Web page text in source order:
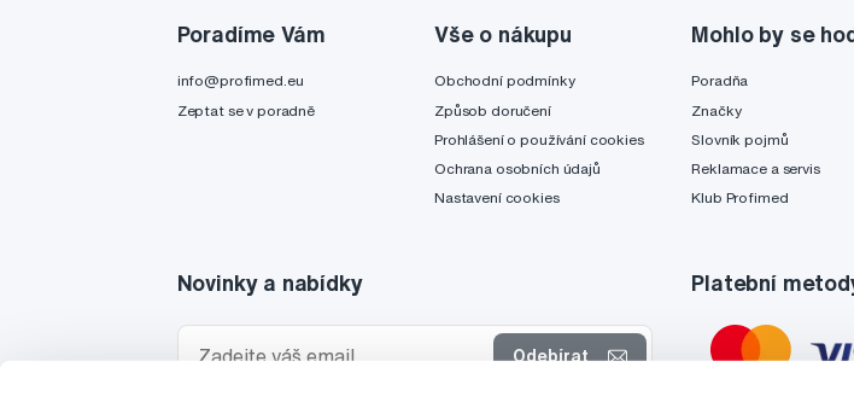
Poradíme Vám
info@profimed.eu
Zeptat se v poradně
Vše o nákupu
Obchodní podmínky
Způsob doručení
Prohlášení o používání cookies
Ochrana osobních údajů
Nastavení cookies
Mohlo by se
Poradňa
Značky
Slovník pojmů
Reklamace a servis
Klub Profimed
Novinky a nabídky
Odebírat
Platební